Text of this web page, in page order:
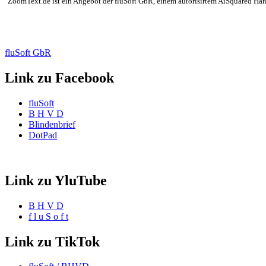
fluSoft GbR
Link zu Facebook
fluSoft
B H V D
Blindenbrief
DotPad
Link zu YluTube
B H V D
f l u S o f t
Link zu TikTok